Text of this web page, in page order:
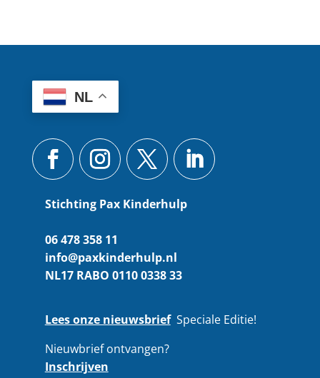
NL
Stichting Pax Kinderhulp
06 478 358 11
info@paxkinderhulp.nl
NL17 RABO 0110 0338 33
Lees onze nieuwsbriefSpeciale Editie!
Nieuwbrief ontvangen?
Inschrijven